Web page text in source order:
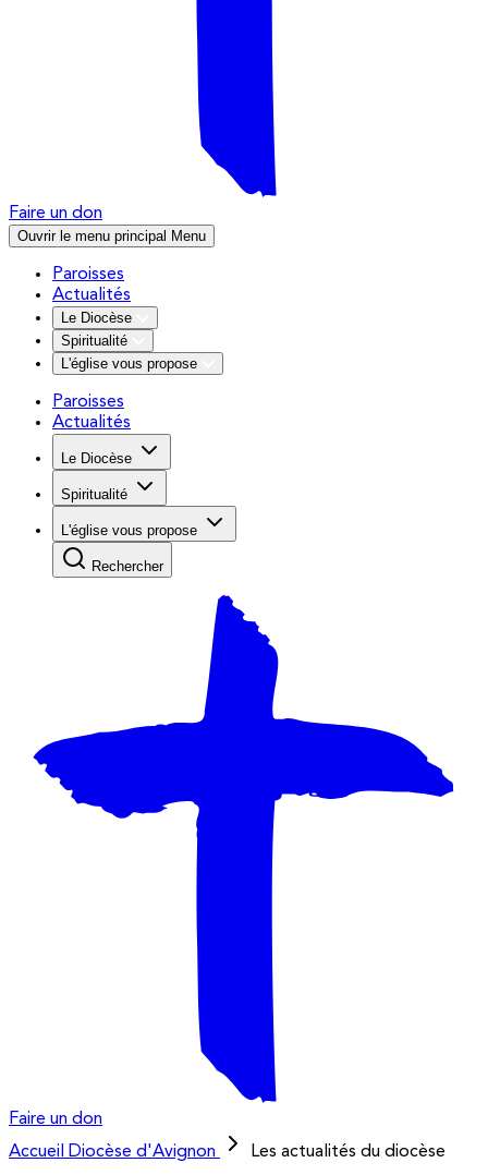
Faire un don
Ouvrir le menu principal Menu
Paroisses
Actualités
Le Diocèse
Spiritualité
L'église vous propose
Paroisses
Actualités
Le Diocèse
Spiritualité
L'église vous propose
Rechercher
Faire un don
Accueil
Diocèse d'Avignon Les actualités du diocèse